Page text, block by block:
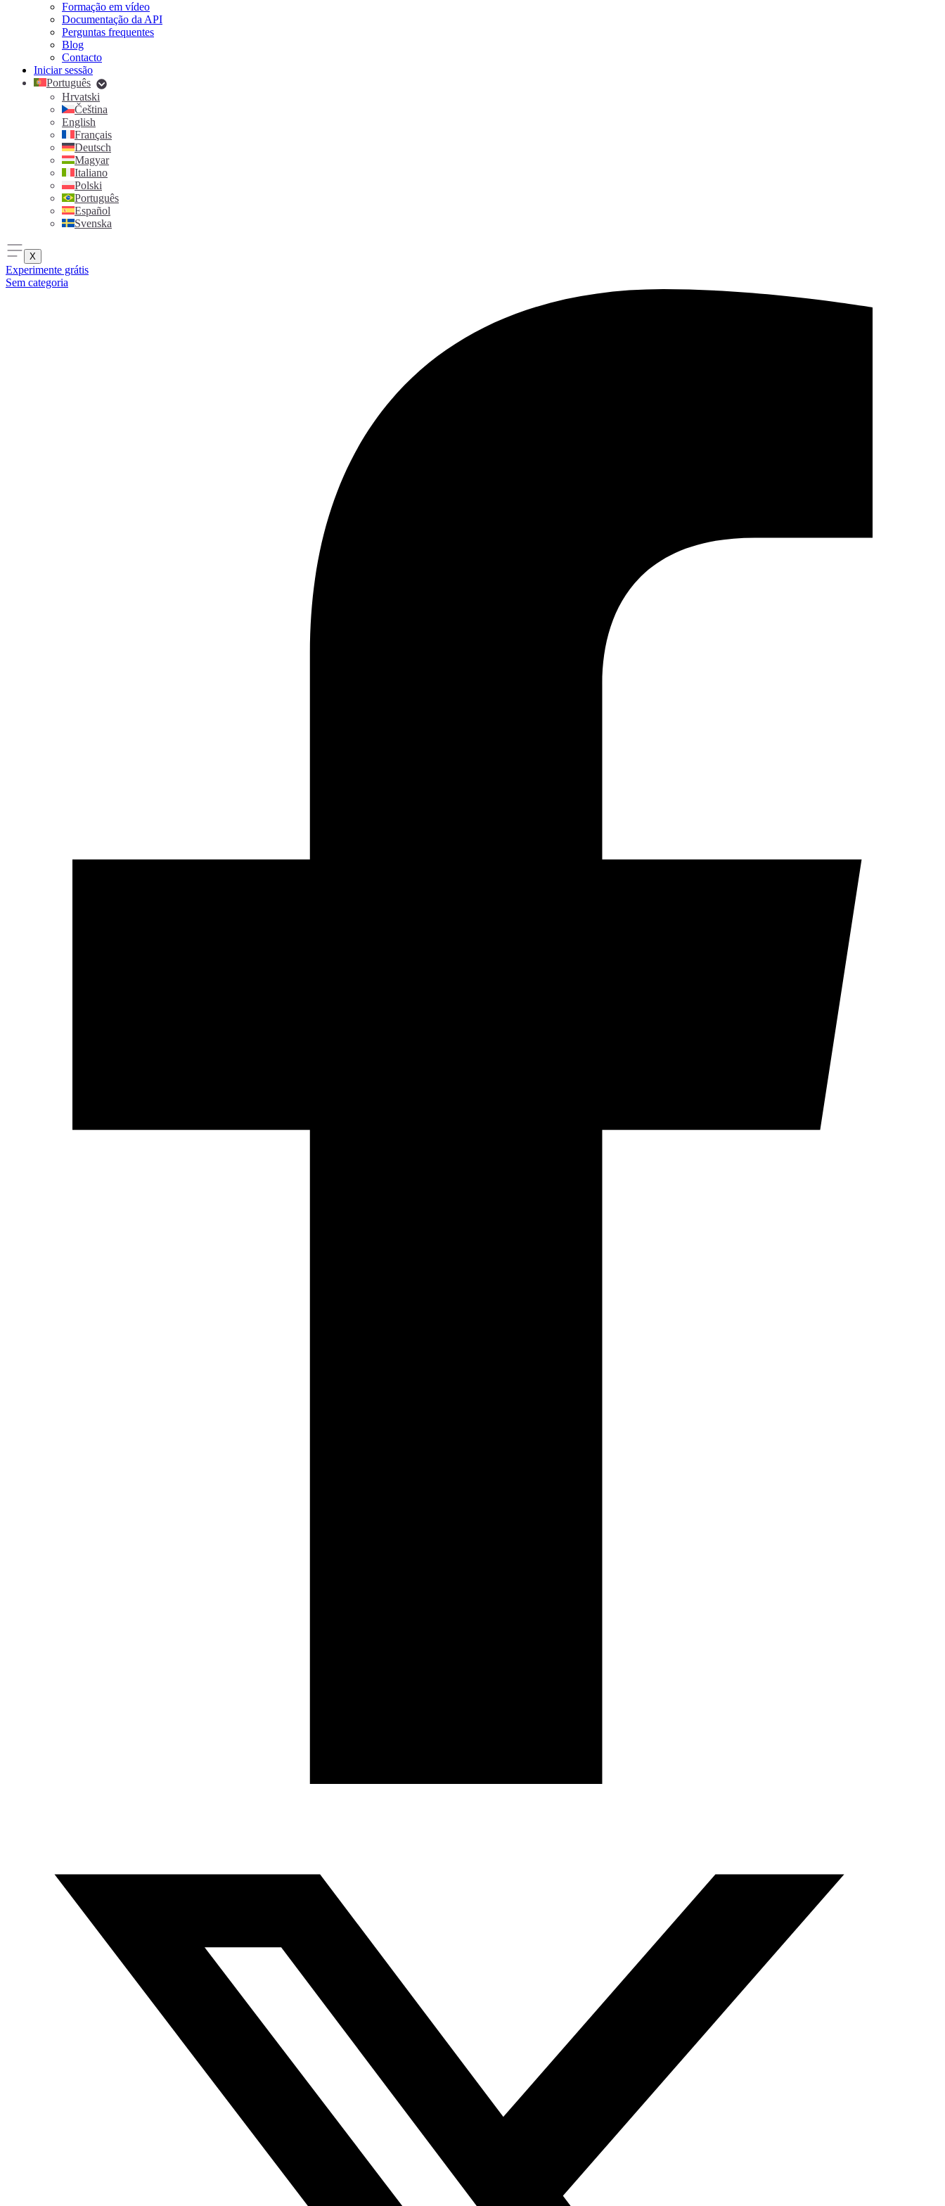
Formação em vídeo
Documentação da API
Perguntas frequentes
Blog
Contacto
Iniciar sessão
Português
Hrvatski
Čeština
English
Français
Deutsch
Magyar
Italiano
Polski
Português
Español
Svenska
X
Experimente grátis
Sem categoria